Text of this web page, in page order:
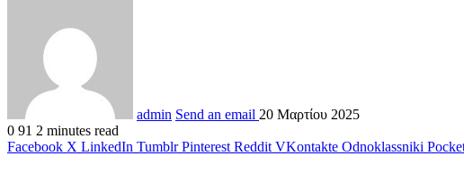
admin Send an email 20 Μαρτίου 2025
0 91 2 minutes read
Facebook X LinkedIn Tumblr Pinterest Reddit VKontakte Odnoklassniki